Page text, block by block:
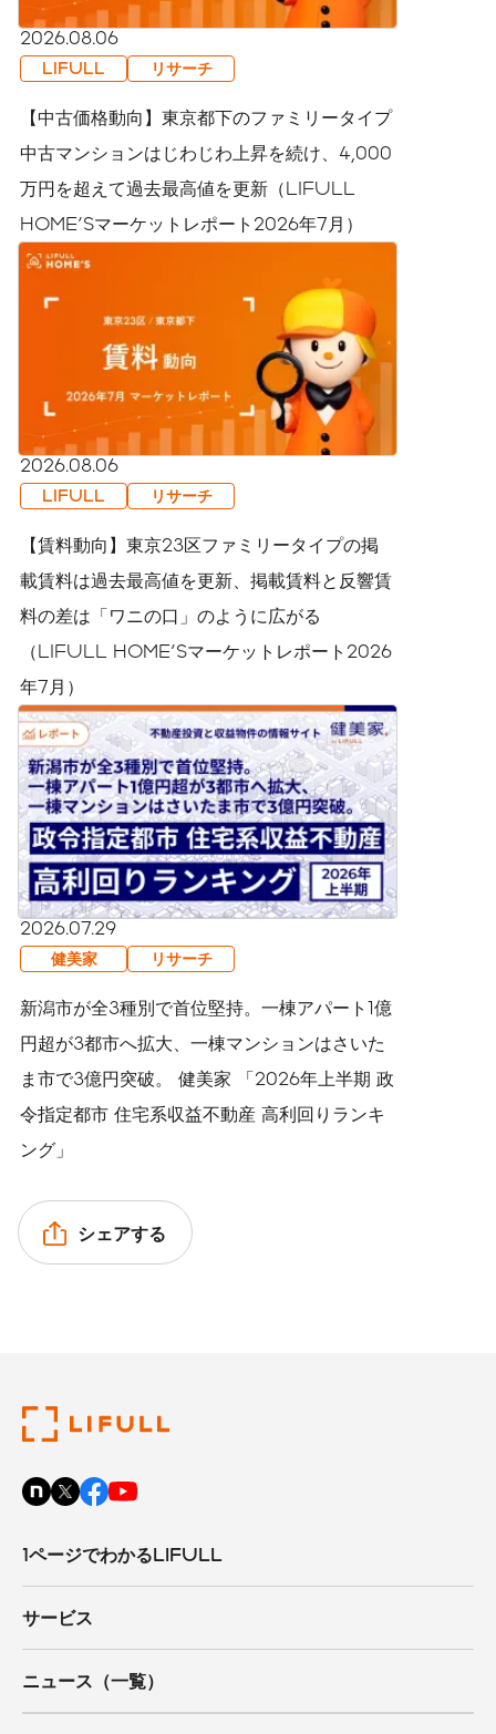
2026.08.06
LIFULL リサーチ
【中古価格動向】東京都下のファミリータイプ
中古マンションはじわじわ上昇を続け、4,000
万円を超えて過去最高値を更新（LIFULL
HOME'Sマーケットレポート2026年7月）
2026.08.06
LIFULL リサーチ
【賃料動向】東京23区ファミリータイプの掲
載賃料は過去最高値を更新、掲載賃料と反響賃
料の差は「ワニの口」のように広がる
（LIFULL HOME'Sマーケットレポート2026
年7月）
2026.07.29
健美家 リサーチ
新潟市が全3種別で首位堅持。一棟アパート1億
円超が3都市へ拡大、一棟マンションはさいた
ま市で3億円突破。 健美家 「2026年上半期 政
令指定都市 住宅系収益不動産 高利回りランキ
ング」
シェアする
1ページでわかるLIFULL
サービス
ニュース（一覧）